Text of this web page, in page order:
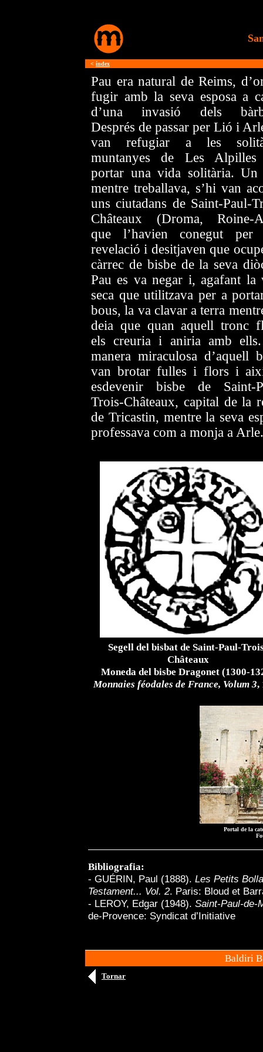
< índex
Pau era natural de Reims,
fugir amb la seva esposa a
d’una invasió dels
Després de passar per Lió i
van refugiar a les
muntanyes de Les Alpilles
portar una vida solitària. Un
mentre treballava, s’hi van
uns ciutadans de Saint-Paul-
Châteaux (Droma, Roine-
que l’havien conegut per
revelació i desitjaven que
càrrec de bisbe de la seva
Pau es va negar i, agafant la
seca que utilitzava per a
bous, la va clavar a terra
deia que quan aquell tronc
els creuria i aniria amb
manera miraculosa d’aquell
van brotar fulles i flors i
esdevenir bisbe de Saint-
Trois-Châteaux, capital de la
de Tricastin, mentre la seva
professava com a monja a Arle.
Segell del bisbat de Saint-Paul-
Châteaux
Moneda del bisbe Dragonet (1300-
Monnaies féodales de France, Volum 3,
Portal de la
Bibliografia:
- GUÉRIN, Paul (1888). Les Petits
Testament... Vol. 2. Paris: Bloud et
- LEROY, Edgar (1948). Saint-Paul-de-
de-Provence: Syndicat d’Initiative
Baldiri
Tornar